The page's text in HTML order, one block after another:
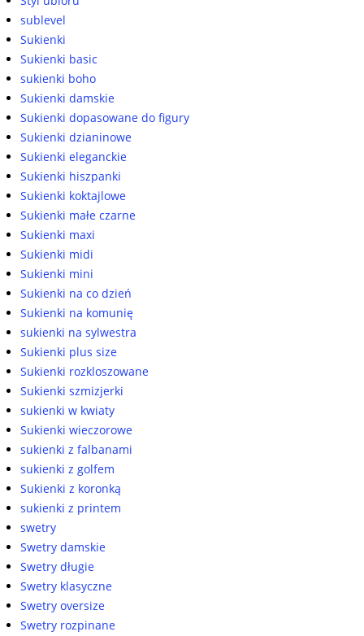
sublevel
Sukienki
Sukienki basic
sukienki boho
Sukienki damskie
Sukienki dopasowane do figury
Sukienki dzianinowe
Sukienki eleganckie
Sukienki hiszpanki
Sukienki koktajlowe
Sukienki małe czarne
Sukienki maxi
Sukienki midi
Sukienki mini
Sukienki na co dzień
Sukienki na komunię
sukienki na sylwestra
Sukienki plus size
Sukienki rozkloszowane
Sukienki szmizjerki
sukienki w kwiaty
Sukienki wieczorowe
sukienki z falbanami
sukienki z golfem
Sukienki z koronką
sukienki z printem
swetry
Swetry damskie
Swetry długie
Swetry klasyczne
Swetry oversize
Swetry rozpinane